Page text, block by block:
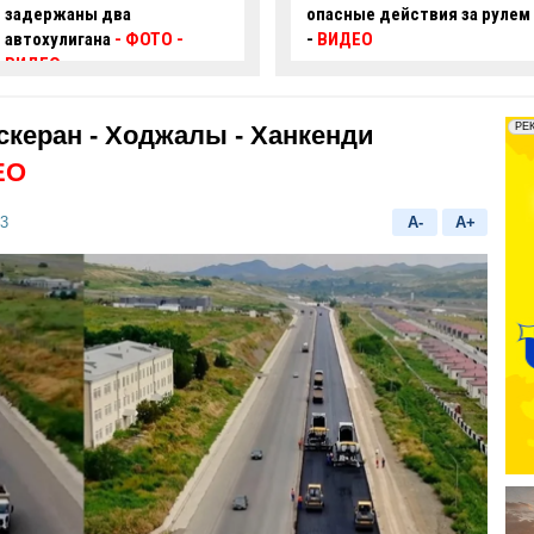
опасные действия за рулем
-ВИДЕО
произошло смертельное
ДТП:есть погибший и
- Ходжалы - Ханкенди
A- A+